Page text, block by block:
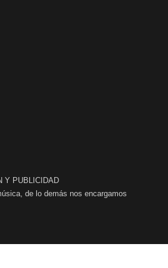
Y PUBLICIDAD
de lo demás nos encargamos